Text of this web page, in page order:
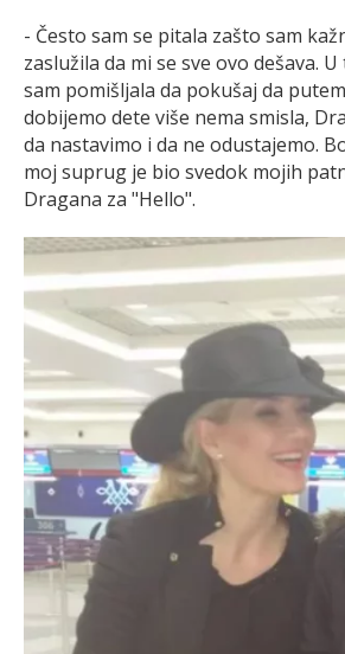
- Često sam se pitala zašto sam
zaslužila da mi se sve ovo dešava.
sam pomišljala da pokušaj da
dobijemo dete više nema smisla,
da nastavimo i da ne odustajemo.
moj suprug je bio svedok mojih
Dragana za "Hello".